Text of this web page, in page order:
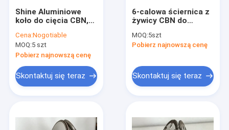
Shine Aluminiowe
koło do cięcia CBN,
ostrzenia z węglika
spiekanego
Cena:Nogotiable
MOQ:5 szt
Pobierz najnowszą cenę
Skontaktuj się teraz
6-calowa ściernica z
żywicy CBN do
spiekanych
MOQ:5szt
Pobierz najnowszą cenę
Skontaktuj się teraz